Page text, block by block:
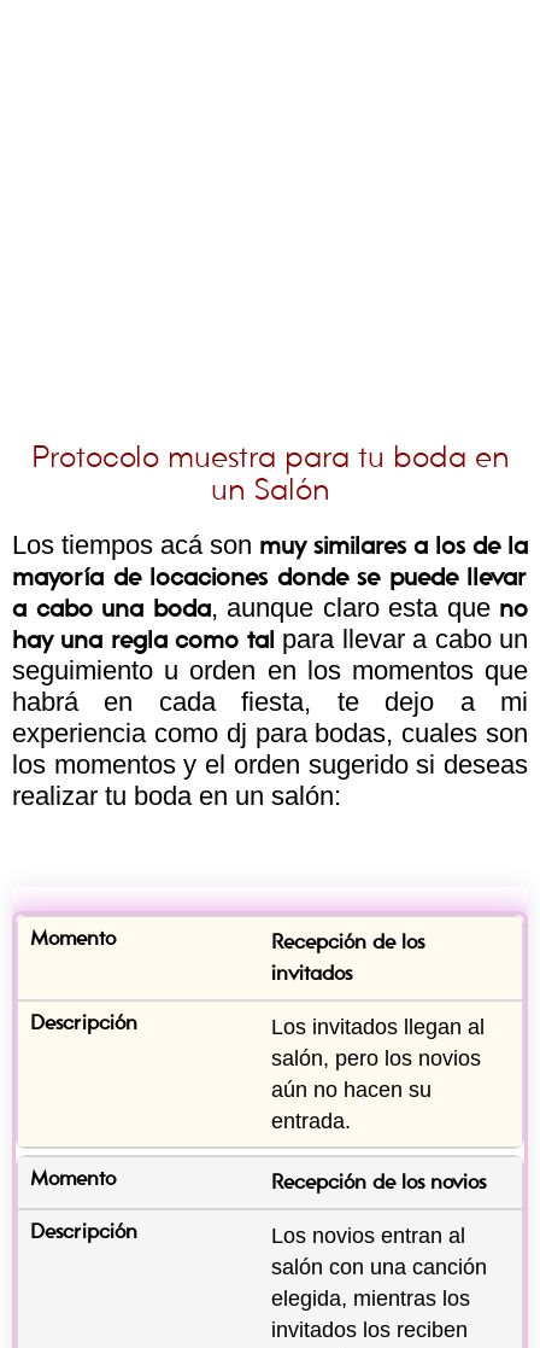
Protocolo muestra para tu boda en
un Salón
Los tiempos acá son muy similares a los de la
mayoría de locaciones donde se puede llevar
a cabo una boda, aunque claro esta que no
hay una regla como tal para llevar a cabo un
seguimiento u orden en los momentos que
habrá en cada fiesta, te dejo a mi
experiencia como dj para bodas, cuales son
los momentos y el orden sugerido si deseas
realizar tu boda en un salón:
Recepción de los
invitados
Los invitados llegan al
salón, pero los novios
aún no hacen su
entrada.
Recepción de los novios
Los novios entran al
salón con una canción
elegida, mientras los
invitados los reciben